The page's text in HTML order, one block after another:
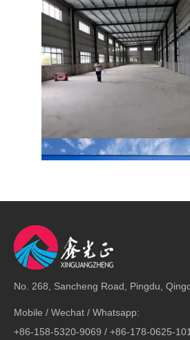
embalaje & Transporte
No. 268, Sancheng Road, Pingdu,
Mobile / Wechat / Whatsapp:
+86-158-5320-9069 / +86-178-0625-